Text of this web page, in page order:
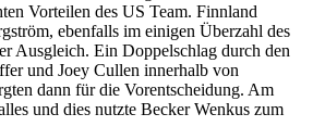
Vorteilen des US Team. Finnland
ebenfalls im einigen Überzahl des
Ausgleich. Ein Doppelschlag durch den
und Joey Cullen innerhalb von
dann für die Vorentscheidung. Am
und dies nutzte Becker Wenkus zum